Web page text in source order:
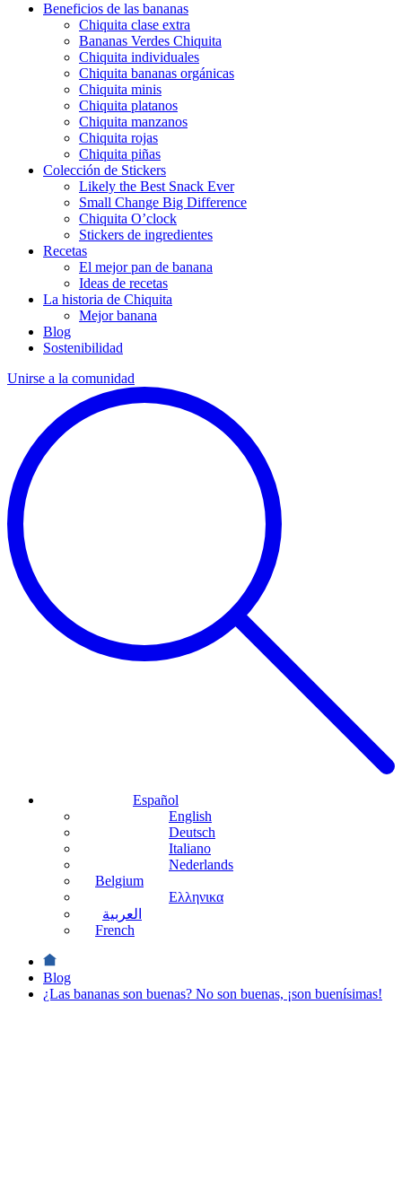
Beneficios de las bananas
Chiquita clase extra
Bananas Verdes Chiquita
Chiquita individuales
Chiquita bananas orgánicas
Chiquita minis
Chiquita platanos
Chiquita manzanos
Chiquita rojas
Chiquita piñas
Colección de Stickers
Likely the Best Snack Ever
Small Change Big Difference
Chiquita O’clock
Stickers de ingredientes
Recetas
El mejor pan de banana
Ideas de recetas
La historia de Chiquita
Mejor banana
Blog
Sostenibilidad
Unirse a la comunidad
Español
English
Deutsch
Italiano
Nederlands
Belgium
Ελληνικα
العربية
French
Blog
¿Las bananas son buenas? No son buenas, ¡son buenísimas!